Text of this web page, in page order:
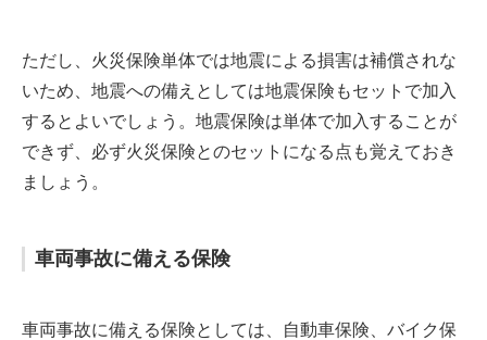
ただし、火災保険単体では地震による損害は補償されな
いため、地震への備えとしては地震保険もセットで加入
するとよいでしょう。地震保険は単体で加入することが
できず、必ず火災保険とのセットになる点も覚えておき
ましょう。
車両事故に備える保険
車両事故に備える保険としては、自動車保険、バイク保